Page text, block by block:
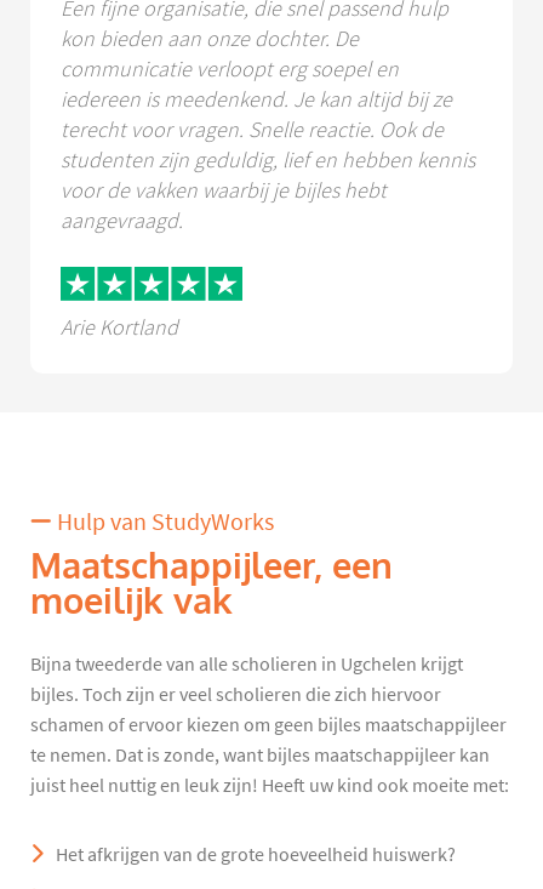
Een fijne organisatie, die snel passend hulp
kon bieden aan onze dochter. De
communicatie verloopt erg soepel en
iedereen is meedenkend. Je kan altijd bij ze
terecht voor vragen. Snelle reactie. Ook de
studenten zijn geduldig, lief en hebben kennis
voor de vakken waarbij je bijles hebt
aangevraagd.
Arie Kortland
Hulp van StudyWorks
Maatschappijleer, een
moeilijk vak
Bijna tweederde van alle scholieren in Ugchelen krijgt
bijles. Toch zijn er veel scholieren die zich hiervoor
schamen of ervoor kiezen om geen bijles maatschappijleer
te nemen. Dat is zonde, want bijles maatschappijleer kan
juist heel nuttig en leuk zijn! Heeft uw kind ook moeite met:
Het afkrijgen van de grote hoeveelheid huiswerk?